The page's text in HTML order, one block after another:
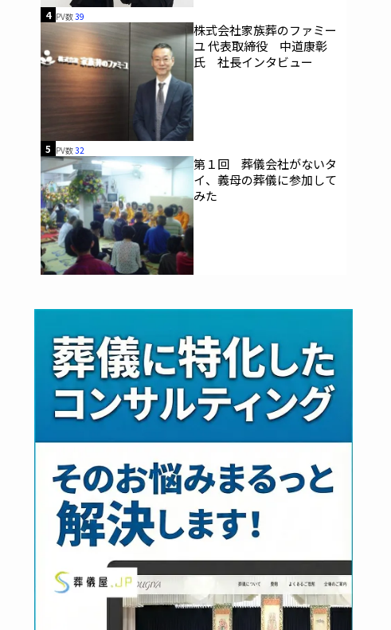
4 PV数39
株式会社家族葬のファミー
ユ 代表取締役 中道康彰
氏 社長インタビュー
5 PV数32
第１回 葬儀会社がないタ
イ、義母の葬儀に参加して
みた